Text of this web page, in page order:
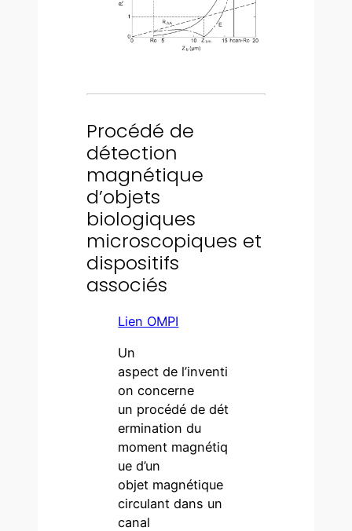
Procédé de
détection
magnétique
d’objets
biologiques
microscopiques et
dispositifs
associés
Lien OMPI
Un
aspect de l’inventi
on concerne
un procédé de dét
ermination du
moment magnétiq
ue d’un
objet magnétique
circulant dans un
canal